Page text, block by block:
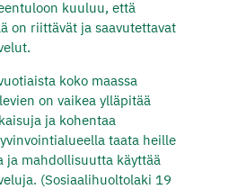
kuuluu, että
on riittävät ja saavutettavat
koko maassa
on vaikea ylläpitää
ja kohentaa
taata heille
ja mahdollisuutta käyttää
(Sosiaalihuoltolaki 19